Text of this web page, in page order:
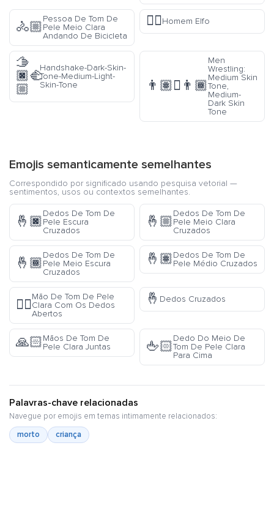
🚴🏼
Pessoa De Tom De
Pele Meio Clara
Andando De Bicicleta
🧝‍♂️Homem Elfo
🫱
🏿‍🫲
🏼
Handshake-Dark-Skin-
Tone-Medium-Light-
Skin-Tone
👨🏽‍🫯‍👨🏾
Men
Wrestling:
Medium Skin
Tone,
Medium-
Dark Skin
Tone
Emojis semanticamente semelhantes
Correspondido por significado usando pesquisa vetorial —
sentimentos, usos ou contextos semelhantes.
🤞🏿
Dedos De Tom De
Pele Escura
Cruzados
🤞🏼
Dedos De Tom De
Pele Meio Clara
Cruzados
🤞🏾
Dedos De Tom De
Pele Meio Escura
Cruzados
🤞🏽Dedos De Tom De
Pele Médio Cruzados
🖐🏻
Mão De Tom De Pele
Clara Com Os Dedos
Abertos
🤞 Dedos Cruzados
🙏🏻Mãos De Tom De
Pele Clara Juntas
🖕🏻
Dedo Do Meio De
Tom De Pele Clara
Para Cima
Palavras-chave relacionadas
Navegue por emojis em temas intimamente relacionados:
morto
criança